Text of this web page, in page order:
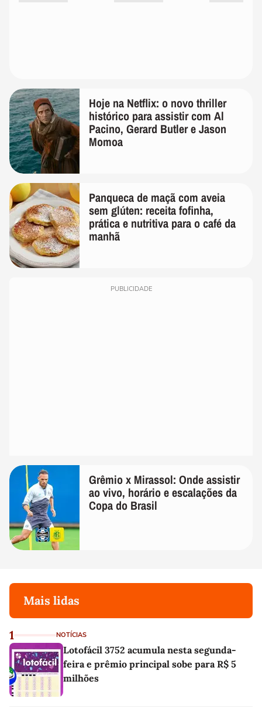
Hoje na Netflix: o novo thriller
histórico para assistir com Al
Pacino, Gerard Butler e Jason
Momoa
Panqueca de maçã com aveia
sem glúten: receita fofinha,
prática e nutritiva para o café da
manhã
PUBLICIDADE
Grêmio x Mirassol: Onde assistir
ao vivo, horário e escalações da
Copa do Brasil
Mais lidas
1 NOTÍCIAS
Lotofácil 3752 acumula nesta segunda-
feira e prêmio principal sobe para R$ 5
milhões